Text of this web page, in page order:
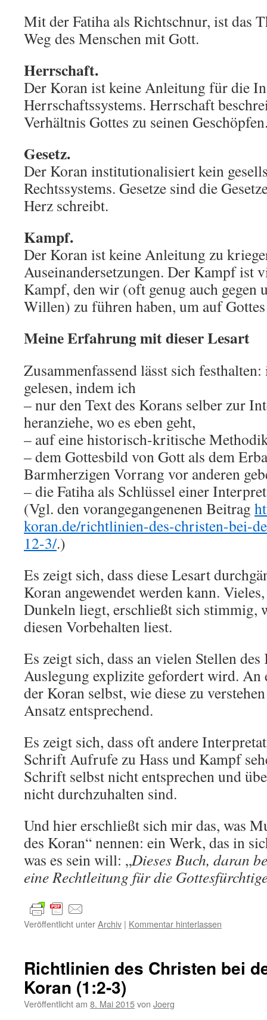
Mit der Fatiha als Richtschnur, ist das
Weg des Menschen mit Gott.
Herrschaft.
Der Koran ist keine Anleitung für die
Herrschaftssystems. Herrschaft
Verhältnis Gottes zu seinen
Gesetz.
Der Koran institutionalisiert kein
Rechtssystems. Gesetze sind die
Herz schreibt.
Kampf.
Der Koran ist keine Anleitung zu
Auseinandersetzungen. Der Kampf ist
Kampf, den wir (oft genug auch gegen
Willen) zu führen haben, um auf Gottes
Meine Erfahrung mit dieser Lesart
Zusammenfassend lässt sich
gelesen, indem ich
– nur den Text des Korans selber zur
heranziehe, wo es eben geht,
– auf eine historisch-kritische
– dem Gottesbild von Gott als dem
Barmherzigen Vorrang vor anderen
– die Fatiha als Schlüssel einer
(Vgl. den vorangegangenenen Beitrag
koran.de/richtlinien-des-christen-bei-
12-3/.)
Es zeigt sich, dass diese Lesart
Koran angewendet werden kann.
Dunkeln liegt, erschließt sich stimmig,
diesen Vorbehalten liest.
Es zeigt sich, dass an vielen Stellen
Auslegung explizite gefordert wird. An
der Koran selbst, wie diese zu
Ansatz entsprechend.
Es zeigt sich, dass oft andere
Schrift Aufrufe zu Hass und Kampf
Schrift selbst nicht entsprechen und
nicht durchzuhalten sind.
Und hier erschließt sich mir das, was
des Koran“ nennen: ein Werk, das in
was es sein will: „Dieses Buch, daran
eine Rechtleitung für die
Veröffentlicht unterArchiv | Kommentar hinterlassen
Richtlinien des Christen bei
Koran (1:2-3)
Veröffentlicht am 8. Mai 2015von Joerg